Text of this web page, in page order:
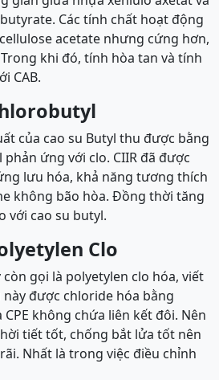
Các tính chất hoạt động
acetate nhưng cứng hơn,
khi đó, tính hòa tan và tính
CAB.
của cao su Butyl thu được bằng
phản ứng với clo. CIIR đã được
lưu hóa, khả năng tương thích
không bão hòa. Đồng thời tăng
với cao su butyl.
Clo
còn gọi là polyetylen clo hóa, viết
này được chloride hóa bằng
CPE không chứa liên kết đôi. Nên
tiết tốt, chống bắt lửa tốt nên
Nhất là trong việc điều chỉnh